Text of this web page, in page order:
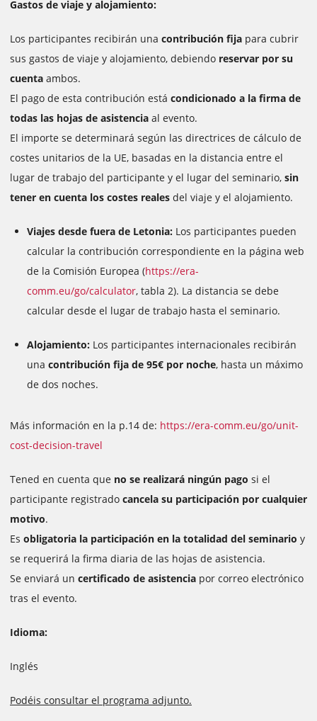
Gastos de viaje y alojamiento:
Los participantes recibirán una contribución fija para cubrir
sus gastos de viaje y alojamiento, debiendo reservar por su
cuenta ambos.
El pago de esta contribución está condicionado a la firma de
todas las hojas de asistencia al evento.
El importe se determinará según las directrices de cálculo de
costes unitarios de la UE, basadas en la distancia entre el
lugar de trabajo del participante y el lugar del seminario, sin
tener en cuenta los costes reales del viaje y el alojamiento.
Viajes desde fuera de Letonia: Los participantes pueden
calcular la contribución correspondiente en la página web
de la Comisión Europea (https://era-
comm.eu/go/calculator, tabla 2). La distancia se debe
calcular desde el lugar de trabajo hasta el seminario.
Alojamiento: Los participantes internacionales recibirán
una contribución fija de 95€ por noche, hasta un máximo
de dos noches.
Más información en la p.14 de: https://era-comm.eu/go/unit-
cost-decision-travel
Tened en cuenta que no se realizará ningún pago si el
participante registrado cancela su participación por cualquier
motivo.
Es obligatoria la participación en la totalidad del seminario y
se requerirá la firma diaria de las hojas de asistencia.
Se enviará un certificado de asistencia por correo electrónico
tras el evento.
Idioma:
Inglés
Podéis consultar el programa adjunto.